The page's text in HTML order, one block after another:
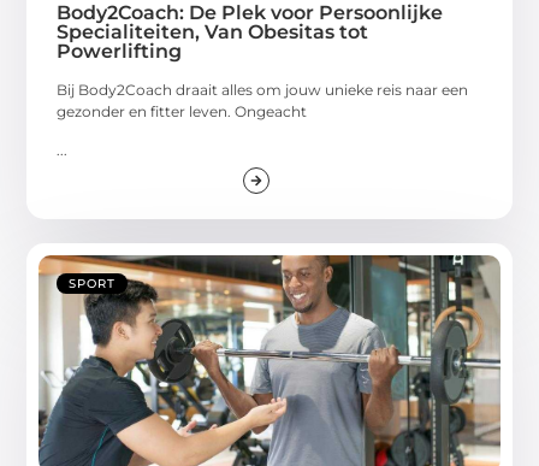
Body2Coach: De Plek voor Persoonlijke
Specialiteiten, Van Obesitas tot
Powerlifting
Bij Body2Coach draait alles om jouw unieke reis naar een
gezonder en fitter leven. Ongeacht
...
SPORT